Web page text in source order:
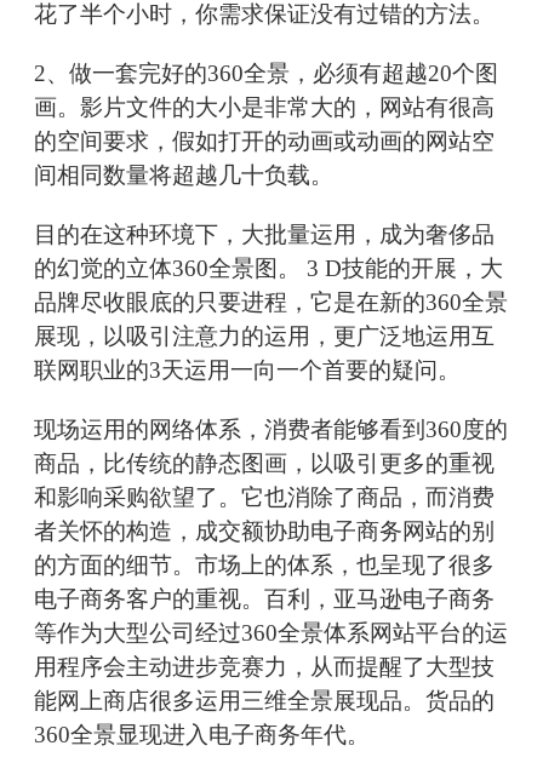
花了半个小时，你需求保证没有过错的方法。
2、做一套完好的360全景，必须有超越20个图
画。影片文件的大小是非常大的，网站有很高
的空间要求，假如打开的动画或动画的网站空
间相同数量将超越几十负载。
目的在这种环境下，大批量运用，成为奢侈品
的幻觉的立体360全景图。 3 D技能的开展，大
品牌尽收眼底的只要进程，它是在新的360全景
展现，以吸引注意力的运用，更广泛地运用互
联网职业的3天运用一向一个首要的疑问。
现场运用的网络体系，消费者能够看到360度的
商品，比传统的静态图画，以吸引更多的重视
和影响采购欲望了。它也消除了商品，而消费
者关怀的构造，成交额协助电子商务网站的别
的方面的细节。市场上的体系，也呈现了很多
电子商务客户的重视。百利，亚马逊电子商务
等作为大型公司经过360全景体系网站平台的运
用程序会主动进步竞赛力，从而提醒了大型技
能网上商店很多运用三维全景展现品。货品的
360全景显现进入电子商务年代。